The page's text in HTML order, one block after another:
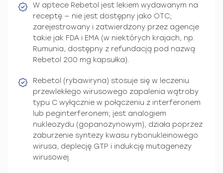
W aptece Rebetol jest lekiem wydawanym na
receptę — nie jest dostępny jako OTC;
zarejestrowany i zatwierdzony przez agencje
takie jak FDA i EMA (w niektórych krajach, np.
Rumunia, dostępny z refundacją pod nazwą
Rebetol 200 mg kapsułka).
Rebetol (rybawiryna) stosuje się w leczeniu
przewlekłego wirusowego zapalenia wątroby
typu C wyłącznie w połączeniu z interferonem
lub peginterferonem; jest analogiem
nukleozydu (gopanozynowym), działa poprzez
zaburzenie syntezy kwasu rybonukleinowego
wirusa, deplecję GTP i indukcję mutagenezy
wirusowej.